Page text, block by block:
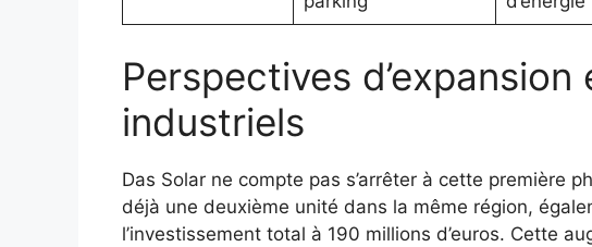
Perspectives d’expansion
industriels
Das Solar ne compte pas s’arrêter à cette première
déjà une deuxième unité dans la même région,
l’investissement total à 190 millions d’euros. Cette